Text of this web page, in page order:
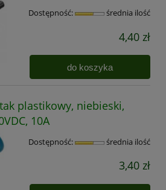
Dostępność: średnia ilość
4,40 zł
do koszyka
plastikowy, niebieski,
10A
Dostępność: średnia ilość
3,40 zł